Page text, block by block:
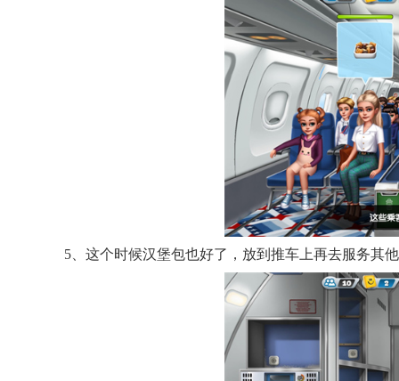
5、这个时候汉堡包也好了，放到推车上再去服务其